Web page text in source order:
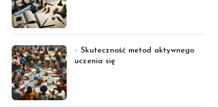
Skuteczność metod aktywnego
uczenia się